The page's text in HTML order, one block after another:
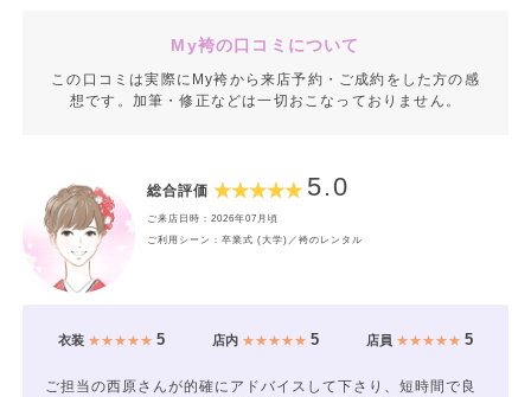
My袴の口コミについて
この口コミは実際にMy袴から来店予約・ご成約をした方の感
想です。加筆・修正などは一切おこなっておりません。
総合評価 5.0
ご来店日時：2026年07月頃
ご利用シーン：卒業式 (大学)／袴のレンタル
衣装★★★★★ 5 店内★★★★★ 5 店員 ★★★★★5
ご担当の西原さんが的確にアドバイスして下さり、短時間で良